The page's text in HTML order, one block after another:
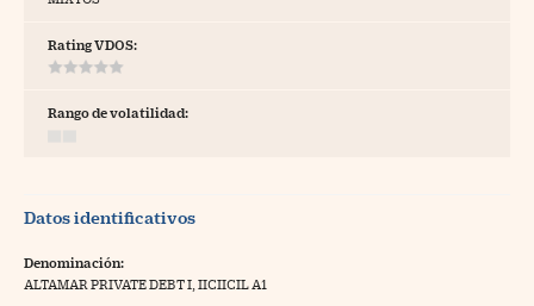
Rating VDOS:
Rango de volatilidad:
Datos identificativos
Denominación:
ALTAMAR PRIVATE DEBT I, IICIICIL A1